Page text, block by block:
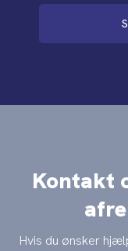
Kontakt
Hvis du ønsker